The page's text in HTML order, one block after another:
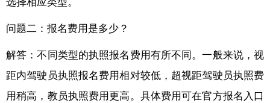
问题二：报名费用是多少？
解答：不同类型的执照报名费用有所不同。一般来说，视
距内驾驶员执照报名费用相对较低，超视距驾驶员执照费
用稍高，教员执照费用更高。具体费用可在官方报名入口